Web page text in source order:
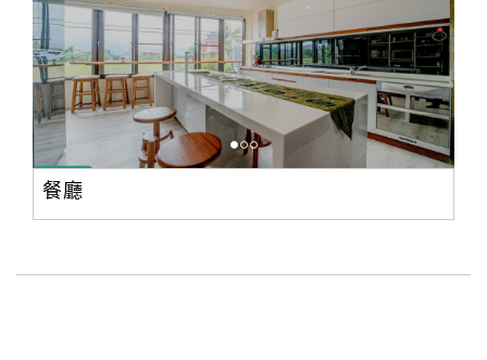
餐廳